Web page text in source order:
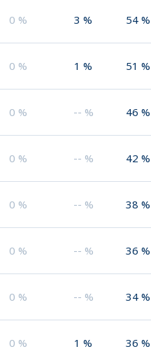
0 % 3 % 54 %
0 % 1 % 51 %
0 % -- % 46 %
0 % -- % 42 %
0 % -- % 38 %
0 % -- % 36 %
0 % -- % 34 %
0 % 1 % 36 %